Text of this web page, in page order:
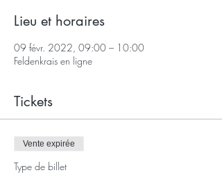
Lieu et horaires
09 févr. 2022, 09:00 – 10:00
Feldenkrais en ligne
Tickets
Vente expirée
Type de billet